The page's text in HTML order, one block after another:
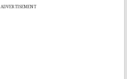
ADVERTISEMENT